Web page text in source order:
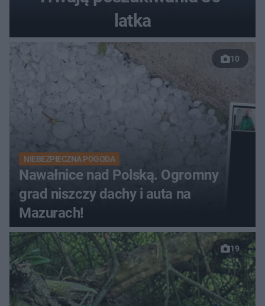
latka
10
NIEBEZPIECZNA POGODA
Nawałnice nad Polską. Ogromny
grad niszczy dachy i auta na
Mazurach!
19